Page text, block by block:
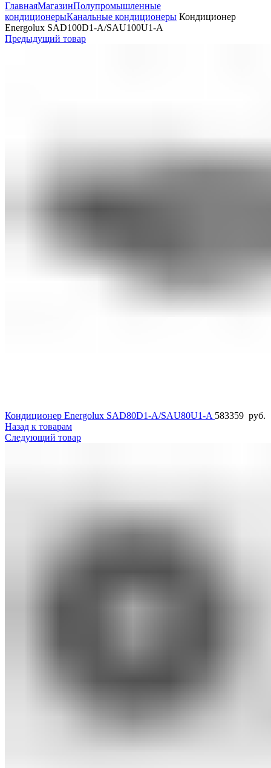
ГлавнаяМагазинПолупромышленные
кондиционерыКанальные кондиционеры Кондиционер
Energolux SAD100D1-A/SAU100U1-A
Предыдущий товар
Кондиционер Energolux SAD80D1-A/SAU80U1-A 583359 руб.
Назад к товарам
Следующий товар